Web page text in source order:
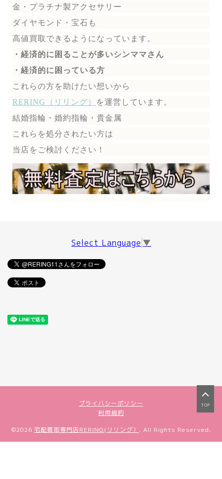
金・プラチナ製アクセサリー
ダイヤモンド・宝石も
高値買取できるようになっています。
・経済的に困ることが多いシンママさん
・経済的に困っている方
これらの方を助けたい想いから
RERING（リリング）
を運営しています。
結婚指輪・婚約指輪・貴金属
これらを処分されたい方は
当店をご検討ください！
Select Language ▼
プライバシーポリシー
利用規約
TOP
©2026 宅配買取専門店RERING(リリング） . All Rights Reserved.